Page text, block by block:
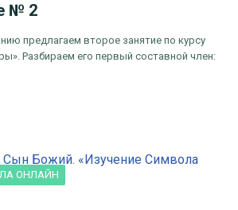
№ 2
предлагаем второе занятие по курсу
Разбираем его первый составной член:
ОНЛАЙН